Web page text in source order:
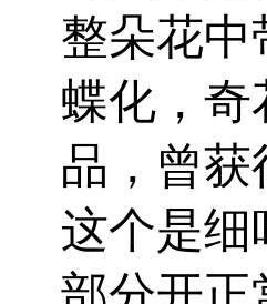
整朵花中
蝶化，奇
品，曾
这个是细